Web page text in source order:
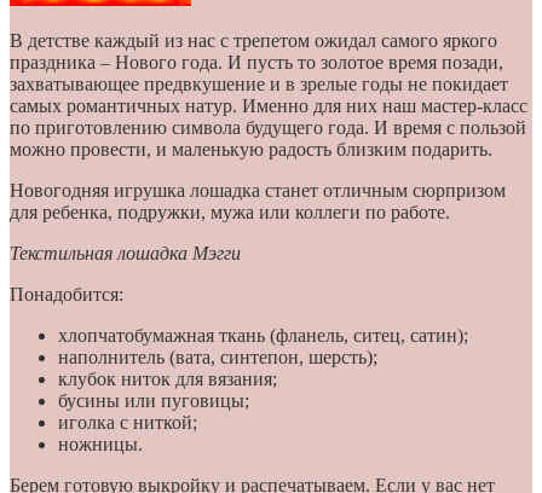
В детстве каждый из нас с трепетом ожидал самого яркого
праздника – Нового года. И пусть то золотое время позади,
захватывающее предвкушение и в зрелые годы не покидает
самых романтичных натур. Именно для них наш мастер-класс
по приготовлению символа будущего года. И время с пользой
можно провести, и маленькую радость близким подарить.
Новогодняя игрушка лошадка станет отличным сюрпризом
для ребенка, подружки, мужа или коллеги по работе.
Текстильная лошадка Мэгги
Понадобится:
хлопчатобумажная ткань (фланель, ситец, сатин);
наполнитель (вата, синтепон, шерсть);
клубок ниток для вязания;
бусины или пуговицы;
иголка с ниткой;
ножницы.
Берем готовую выкройку и распечатываем. Если у вас нет